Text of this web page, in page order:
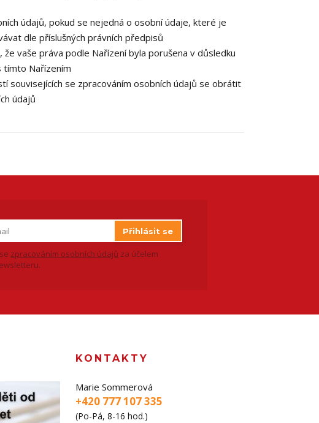
údajů, pokud se nejedná o osobní údaje, které je
dle příslušných právních předpisů
vaše práva podle Nařízení byla porušena v důsledku
tímto Nařízením
souvisejících se zpracováním osobních údajů se obrátit
údajů
Přihlásit se
zpracováním osobních údajů za účelem
KONTAKTY
Marie Sommerová
+420 777 107 335
(Po-Pá, 8-16 hod.)